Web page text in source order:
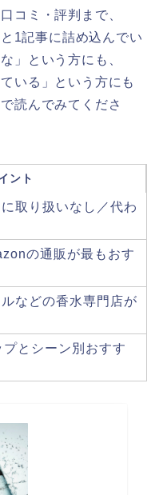
コミ・評判まで、
1記事に詰め込んでい
」という方にも、
いる」という方にも
読んでみてくださ
ント
取り扱いなし／代わ
の通販が最もおす
などの香水専門店が
とシーン別おすす